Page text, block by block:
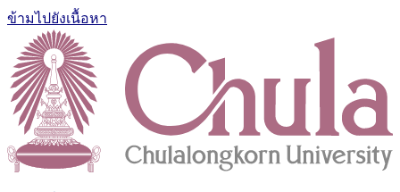
ข้ามไปยังเนื้อหา